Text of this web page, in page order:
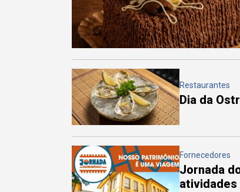
Restaurantes
Dia da
Fornecedores
Jornada
atividades